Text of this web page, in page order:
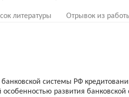
литературы Отрывок из
системы РФ
развития